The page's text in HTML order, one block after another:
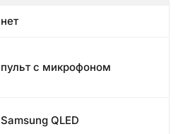
нет
пульт с микрофоном
Samsung QLED